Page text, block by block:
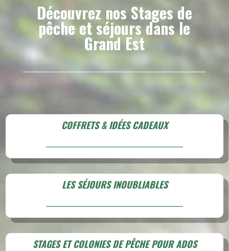
Découvrez nos Stages de
pêche et séjours dans le
Grand Est
COFFRETS & IDÉES CADEAUX
LES SÉJOURS INOUBLIABLES
STAGES ET COLONIES DE PÊCHE POUR ADOS